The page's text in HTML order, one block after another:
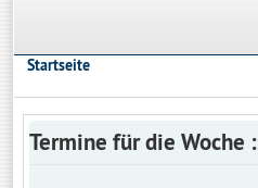
Startseite
Termine für die Woche :